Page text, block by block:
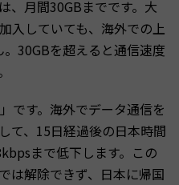
、月間30GBまでです。大
入していても、海外での上
30GBを超えると通信速度
です。海外でデータ通信を
て、15日経過後の日本時間
まで低下します。この
は解除できず、日本に帰国